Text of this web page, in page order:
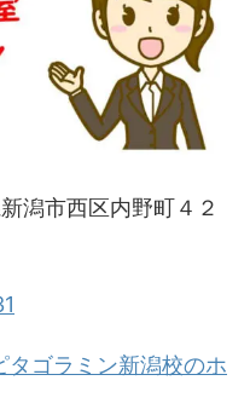
潟市西区内野町４２
タゴラミン新潟校のホ